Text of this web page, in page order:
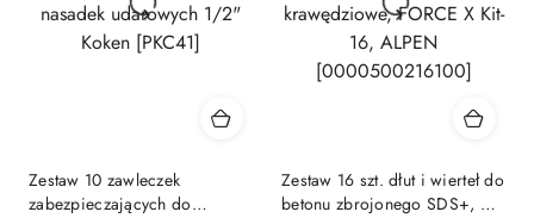
Zestaw 10 zawleczek
zabezpieczających do
Zestaw 16 szt. dłut i wierteł do
betonu zbrojonego SDS+, 4-